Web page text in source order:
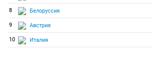
8 Белоруссия
9 Австрия
10 Италия